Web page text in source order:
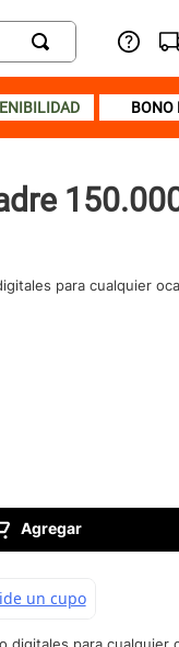
BONO
para cualquier
Agregar
digitales para cualquier